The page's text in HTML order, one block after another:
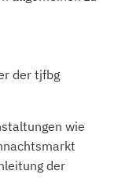
der tjfbg
wie
der